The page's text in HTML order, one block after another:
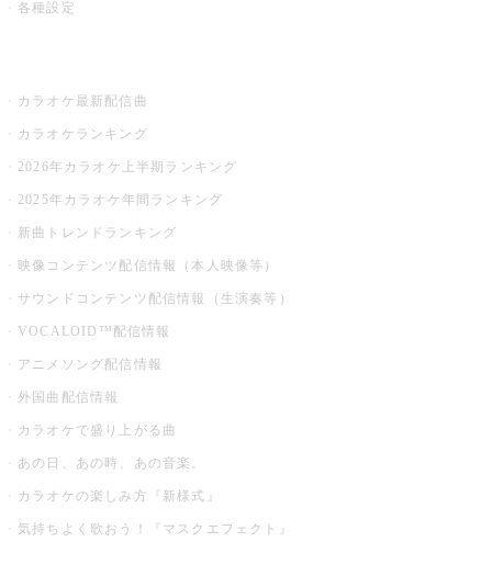
各種設定
カラオケ最新配信曲
カラオケランキング
2026年カラオケ上半期ランキング
2025年カラオケ年間ランキング
新曲トレンドランキング
映像コンテンツ配信情報（本人映像等）
サウンドコンテンツ配信情報（生演奏等）
VOCALOID™配信情報
アニメソング配信情報
外国曲配信情報
カラオケで盛り上がる曲
あの日、あの時、あの音楽。
カラオケの楽しみ方『新様式』
気持ちよく歌おう！『マスクエフェクト』